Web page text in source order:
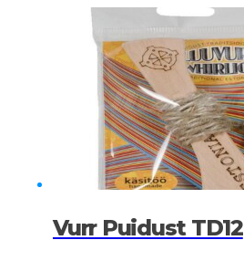
Vurr Puidust TD12